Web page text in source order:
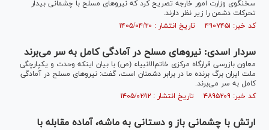
سخنگوی وزارت امور خارجه تصریح کرد که نیرو‌های مسلح با چشمانی بیدار
تحرکات دشمن را زیر نظر دارند.
کد خبر: ۴۹۰۷۴۵۱ تاریخ انتشار : ۱۴۰۵/۰۴/۲۰
سردار اسدی: نیرو‌های مسلح در آمادگی کامل به سر می‌برند
معاون بازرسی قرارگاه مرکزی خاتم‌الانبیاء (ص) با بیان اینکه وحدت و یکپارچگی
ملت ایران برگ برنده ما در برابر دشمنان است، گفت: نیرو‌های مسلح در آمادگی
کامل به سر می‌برند.
کد خبر: ۴۸۹۵۲۰۹ تاریخ انتشار : ۱۴۰۵/۰۲/۱۲
ارتش با چشمانی باز و دستانی به ماشه، آماده مقابله با